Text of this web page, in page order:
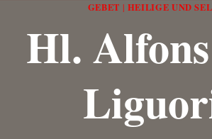
GEBET | HEILIGE UND
Hl.